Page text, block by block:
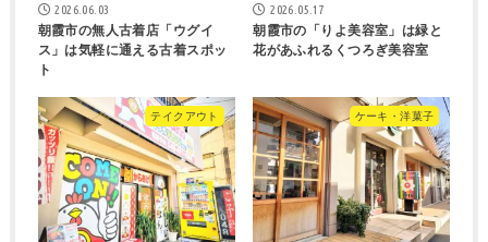
2026.06.03
朝霞市の無人古着店「ウグイ
ス」は気軽に通える古着スポッ
ト
2026.05.17
朝霞市の「りよ美容室」は緑と
花があふれるくつろぎ美容室
テイクアウト ケーキ・洋菓子